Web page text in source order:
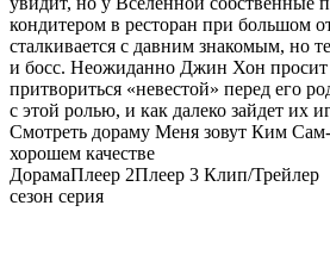
кондитером в ресторан при большом
сталкивается с давним знакомым, но
и босс. Неожиданно Джин Хон
притвориться «невестой» перед его
с этой ролью, и как далеко зайдет их
Смотреть дораму Меня зовут Ким Сам-
хорошем качестве
ДорамаПлеер 2Плеер 3 Клип/Трейлер
сезон серия